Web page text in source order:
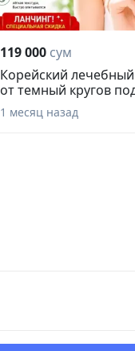
119 000 сум
Корейский
от темный кругов
глаза...
1 месяц назад